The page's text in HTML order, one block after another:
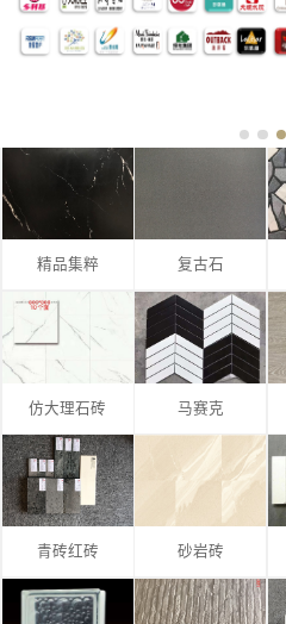
精品集粹 复古石
仿大理石砖 马赛克
青砖红砖 砂岩砖